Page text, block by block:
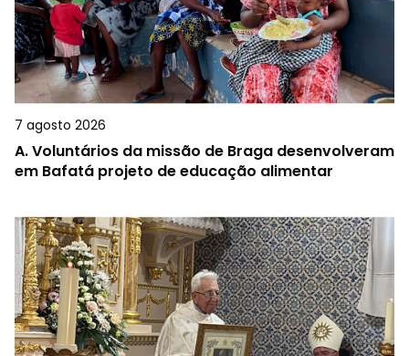
7 agosto 2026
A.Voluntários da missão de Braga desenvolveram
em Bafatá projeto de educação alimentar